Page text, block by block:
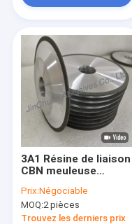
3A1 Résine de liaison
CBN meuleuse
B80/100
Prix:Négociable
MOQ:2 pièces
Trouvez les derniers prix